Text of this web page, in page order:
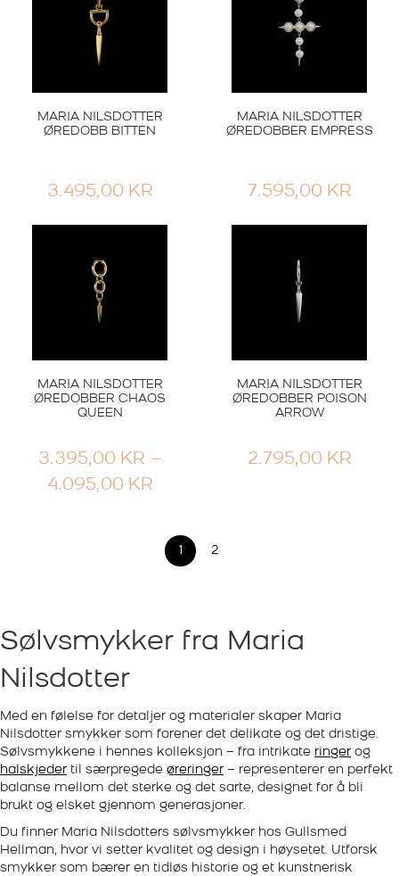
MARIA NILSDOTTER
ØREDOBB BITTEN
3.495,00 KR
MARIA NILSDOTTER
ØREDOBBER EMPRESS
7.595,00 KR
MARIA NILSDOTTER
ØREDOBBER CHAOS
QUEEN
3.395,00 KR –
4.095,00 KRPRISOMRÅDE:
TIL
4.095,00 KR
MARIA NILSDOTTER
ØREDOBBER POISON
ARROW
2.795,00 KR
1 2
Sølvsmykker fra Maria
Nilsdotter
Med en følelse for detaljer og materialer skaper Maria
Nilsdotter smykker som forener det delikate og det dristige.
Sølvsmykkene i hennes kolleksjon – fra intrikate ringer og
halskjeder til særpregede øreringer – representerer en perfekt
balanse mellom det sterke og det sarte, designet for å bli
brukt og elsket gjennom generasjoner.
Du finner Maria Nilsdotters sølvsmykker hos Gullsmed
Hellman, hvor vi setter kvalitet og design i høysetet. Utforsk
smykker som bærer en tidløs historie og et kunstnerisk